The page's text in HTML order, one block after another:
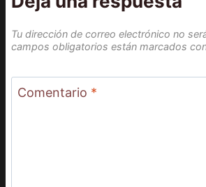
Tu dirección de correo electrónico no
campos obligatorios están marcados
Comentario *